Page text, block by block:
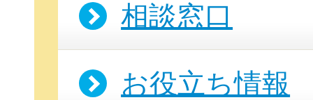
相談窓口
お役立ち情報